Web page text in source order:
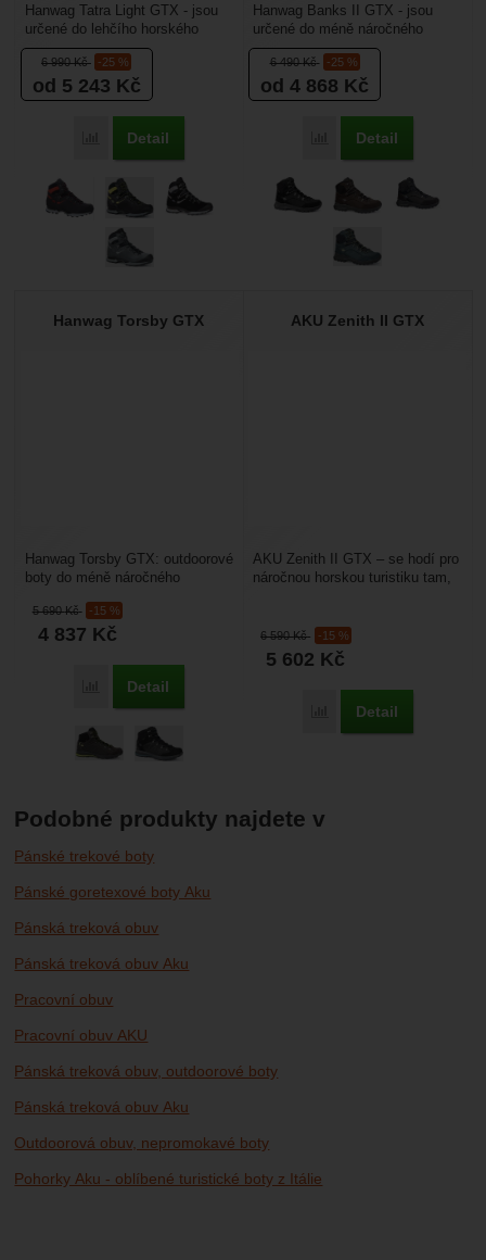
6 990Kč -25 %
od 5 243 Kč
Porovnat
Detail
Hanwag Tatra Light GTX - jsou
určené do lehčího horského
terénu. Tyto pánské boty na
turistiku jsou vyrobené...
6 490Kč -25 %
od 4 868 Kč
Porovnat
Detail
Hanwag Banks II GTX - jsou
určené do méně náročného
horského terénu v létě,
jednodenní aktivitu, pohyb...
Hanwag Torsby GTX
5 690Kč -15 %
4 837 Kč
Porovnat
Detail
Hanwag Torsby GTX: outdoorové
boty do méně náročného
vysoký střih. Svršek...
AKU Zenith II GTX
6 590Kč -15 %
5 602 Kč
Porovnat
Detail
AKU Zenith II GTX – se hodí pro
náročnou horskou turistiku tam,
Podobné produkty najdete v
Pánské trekové boty
Pánské goretexové boty Aku
Pánská treková obuv
Pánská treková obuv Aku
Pracovní obuv
Pracovní obuv AKU
Pánská treková obuv, outdoorové boty
Pánská treková obuv Aku
Outdoorová obuv, nepromokavé boty
Pohorky Aku - oblíbené turistické boty z Itálie